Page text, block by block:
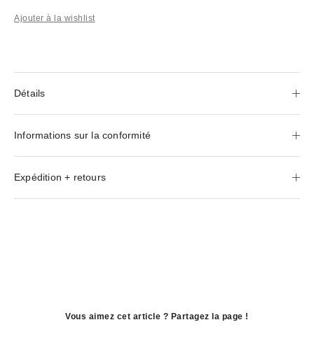
Ajouter à la wishlist
Détails
Informations sur la conformité
Expédition + retours
Vous aimez cet article ? Partagez la page !